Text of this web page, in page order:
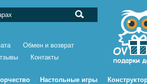
Обмен и возврат
Контакты
Настольные игры